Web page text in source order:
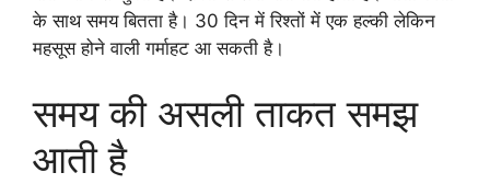
के साथ समय बितता है। 30 दिन में रिश्तों में एक हल्की लेकिन
महसूस होने वाली गर्माहट आ सकती है।
समय की असली ताकत समझ
आती है